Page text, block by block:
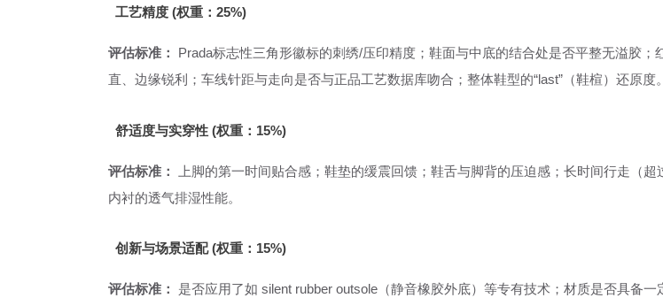
工艺精度 (权重：25%)
评估标准：
Prada标志性三角形徽标的刺绣/压印精度；鞋面与中底的结合处是否平整无溢胶；
直、边缘锐利；车线针距与走向是否与正品工艺数据库吻合；整体鞋型的“last”（鞋楦）还原度。
舒适度与实穿性 (权重：15%)
评估标准：
上脚的第一时间贴合感；鞋垫的缓震回馈；鞋舌与脚背的压迫感；长时间行走（超
内衬的透气排湿性能。
创新与场景适配 (权重：15%)
评估标准：
是否应用了如 silent rubber outsole（静音橡胶外底）等专有技术；材质是否具备一